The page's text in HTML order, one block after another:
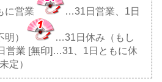
に営業 …31日営業、1日
明）
…31日休み（もし
営業 [無印]…31、1日ともに休
定）